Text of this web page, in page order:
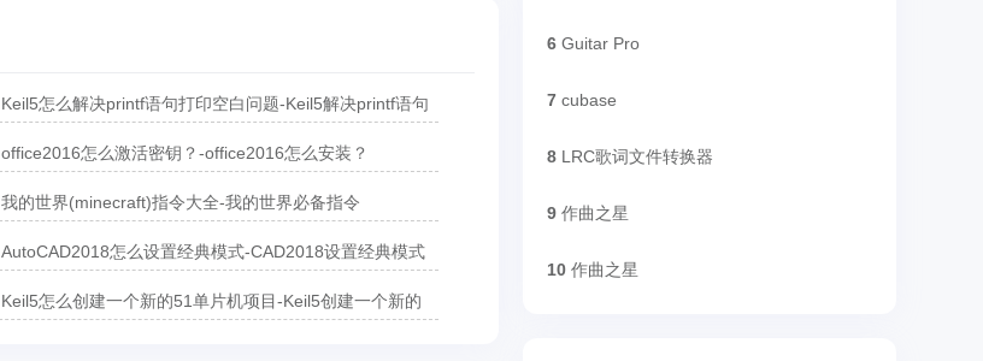
Keil5怎么解决printf语句打印空白问题-Keil5解决printf语句
office2016怎么激活密钥？-office2016怎么安装？
我的世界(minecraft)指令大全-我的世界必备指令
AutoCAD2018怎么设置经典模式-CAD2018设置经典模式
Keil5怎么创建一个新的51单片机项目-Keil5创建一个新的
6 Guitar Pro
7 cubase
8 LRC歌词文件转换器
9 作曲之星
10 作曲之星